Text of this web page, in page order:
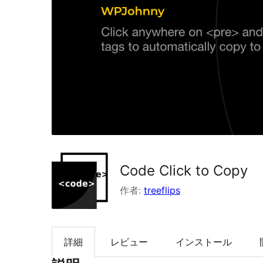
Code Click to Copy
作者: treeflips
詳細 レビュー インストール